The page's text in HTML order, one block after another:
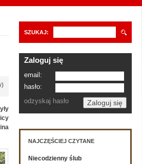
SZUKAJ:
Zaloguj się
email:
hasło:
odzyskaj hasło
NAJCZĘŚCIEJ CZYTANE
Niecodzienny ślub